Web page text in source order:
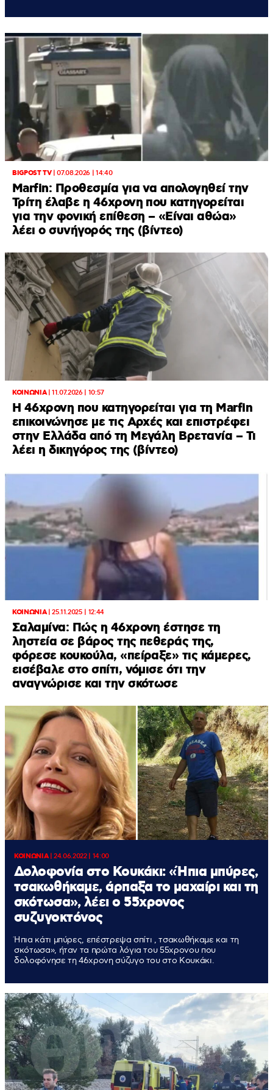
BIGPOST TV|07.08.2026 | 14:40
Marfin: Προθεσμία για να απολογηθεί την
Τρίτη έλαβε η 46χρονη που κατηγορείται
για την φονική επίθεση – «Είναι αθώα»
λέει ο συνήγορός της (βίντεο)
ΚΟΙΝΩΝΙΑ|11.07.2026 | 10:57
Η 46χρονη που κατηγορείται για τη Marfin
επικοινώνησε με τις Αρχές και επιστρέφει
στην Ελλάδα από τη Μεγάλη Βρετανία – Τι
λέει η δικηγόρος της (βίντεο)
ΚΟΙΝΩΝΙΑ|25.11.2025 | 12:44
Σαλαμίνα: Πώς η 46χρονη έστησε τη
ληστεία σε βάρος της πεθεράς της,
φόρεσε κουκούλα, «πείραξε» τις κάμερες,
εισέβαλε στο σπίτι, νόμισε ότι την
αναγνώρισε και την σκότωσε
ΚΟΙΝΩΝΙΑ|24.06.2022 | 14:00
Δολοφονία στο Κουκάκι: «Ήπια μπύρες,
τσακωθήκαμε, άρπαξα το μαχαίρι και τη
σκότωσα», λέει ο 55χρονος
συζυγοκτόνος
Ήπια κάτι μπύρες, επέστρεψα σπίτι , τσακωθήκαμε και τη
σκότωσα», ήταν τα πρώτα λόγια του 55χρονου που
δολοφόνησε τη 46χρονη σύζυγο του στο Κουκάκι.